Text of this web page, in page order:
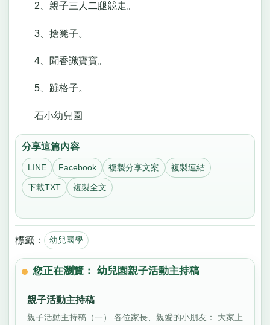
2、親子三人二腿競走。
3、搶凳子。
4、聞香識寶寶。
5、蹦格子。
石小幼兒園
分享這篇內容
LINE Facebook 複製分享文案 複製連結
下載TXT 複製全文
標籤： 幼兒國學
您正在瀏覽： 幼兒園親子活動主持稿
親子活動主持稿
親子活動主持稿（一） 各位家長、親愛的小朋友： 大家上